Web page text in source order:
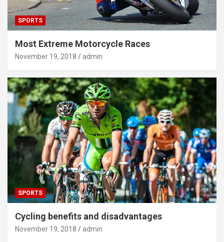
SPORTS
Most Extreme Motorcycle Races
November 19, 2018 admin
SPORTS
Cycling benefits and disadvantages
November 19, 2018 admin